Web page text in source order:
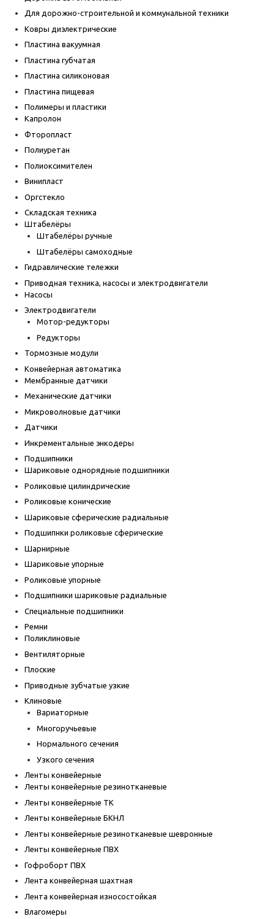
Для дорожно-строительной и коммунальной техники
Ковры диэлектрические
Пластина вакуумная
Пластина губчатая
Пластина силиконовая
Пластина пищевая
Полимеры и пластики
Капролон
Фторопласт
Полиуретан
Полиоксимителен
Винипласт
Оргстекло
Складская техника
Штабелёры
Штабелёры ручные
Штабелёры самоходные
Гидравлические тележки
Приводная техника, насосы и электродвигатели
Насосы
Электродвигатели
Мотор-редукторы
Редукторы
Тормозные модули
Конвейерная автоматика
Мембранные датчики
Механические датчики
Микроволновые датчики
Датчики
Инкрементальные энкодеры
Подшипники
Шариковые однорядные подшипники
Роликовые цилиндрические
Роликовые конические
Шариковые сферические радиальные
Подшипнки роликовые сферические
Шарнирные
Шариковые упорные
Роликовые упорные
Подшипники шариковые радиальные
Специальные подшипники
Ремни
Поликлиновые
Вентиляторные
Плоские
Приводные зубчатые узкие
Клиновые
Вариаторные
Многоручьевые
Нормального сечения
Узкого сечения
Ленты конвейерные
Ленты конвейерные резинотканевые
Ленты конвейерные ТК
Ленты конвейерные БКНЛ
Ленты конвейерные резинотканевые шевронные
Ленты конвейерные ПВХ
Гофроборт ПВХ
Лента конвейерная шахтная
Лента конвейерная износостойкая
Влагомеры